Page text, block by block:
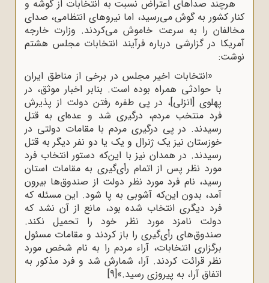
هرچند صداهای اعتراض نسبت به انتخابات از گوشه و
کنار کشور به گوش می‌رسید، اما نیروهای انتظامی، صدای
مخالفان را به سرعت خاموش می‌کردند. وزارت خارجه
آمریکا در گزارشی درباره فرآیند انتخابات مجلس هشتم
نوشت:
«انتخابات اخیر مجلس در برخی از مناطق ایران
با حوادثی همراه بوده است. بنابر اخبار موثق، در
پهلوی [انزلی]، در پی طفره رفتن دولت از پذیرش
فرد منتخب مردم، درگیری شد و عده‌ای به قتل
رسیدند. در پی درگیری مردم با مقامات دولتی در
خوزستان نیز یک ژنرال و یک یا دو نفر دیگر به قتل
رسیدند. در همدان نیز با این‌که دستور انتخاب فرد
مورد نظر پس از اتمام رأی‌گیری به مقامات استان
رسید، نام فرد مورد نظر دولت از صندوق‌ها بیرون
آمد، بدون این‌که آشوبی به پا شود. این مسئله که
فرد دیگری انتخاب شده بود، مانع از آن نشد که
دولت نامزد مورد نظر خود را تحمیل نکند.
صندوق‌های رأی‌گیری را باز کردند و مقامات مسئول
برگزاری انتخابات، آراء مردم را به نام شخص مورد
نظر قرائت کردند. آرا، شمارش شد و فرد مذکور به
اتفاق آرا، به پیروزی ‌رسید.»[9]